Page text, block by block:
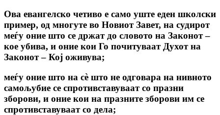
Ова евангелско четиво е само уште еден школски
пример, од многуте во Новиот Завет, на судирот
меѓу оние што се држат до словото на Законот –
кое убива, и оние кои Го почитуваат Духот на
Законот – Кој оживува;
меѓу оние што на сè што не одговара на нивното
самољубие се спротивставуваат со празни
зборови, и оние кои на празните зборови им се
спротивставуваат со дела;